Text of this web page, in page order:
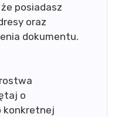
posiadasz
oraz
dokumentu.
o
konkretnej